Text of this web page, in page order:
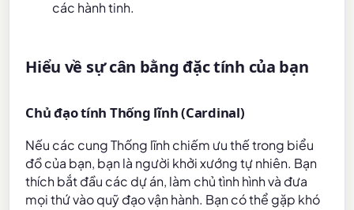
các hành tinh.
Hiểu về sự cân bằng đặc tính của bạn
Chủ đạo tính Thống lĩnh (Cardinal)
Nếu các cung Thống lĩnh chiếm ưu thế trong biểu
đồ của bạn, bạn là người khởi xướng tự nhiên. Bạn
thích bắt đầu các dự án, làm chủ tình hình và đưa
mọi thứ vào quỹ đạo vận hành. Bạn có thể gặp khó